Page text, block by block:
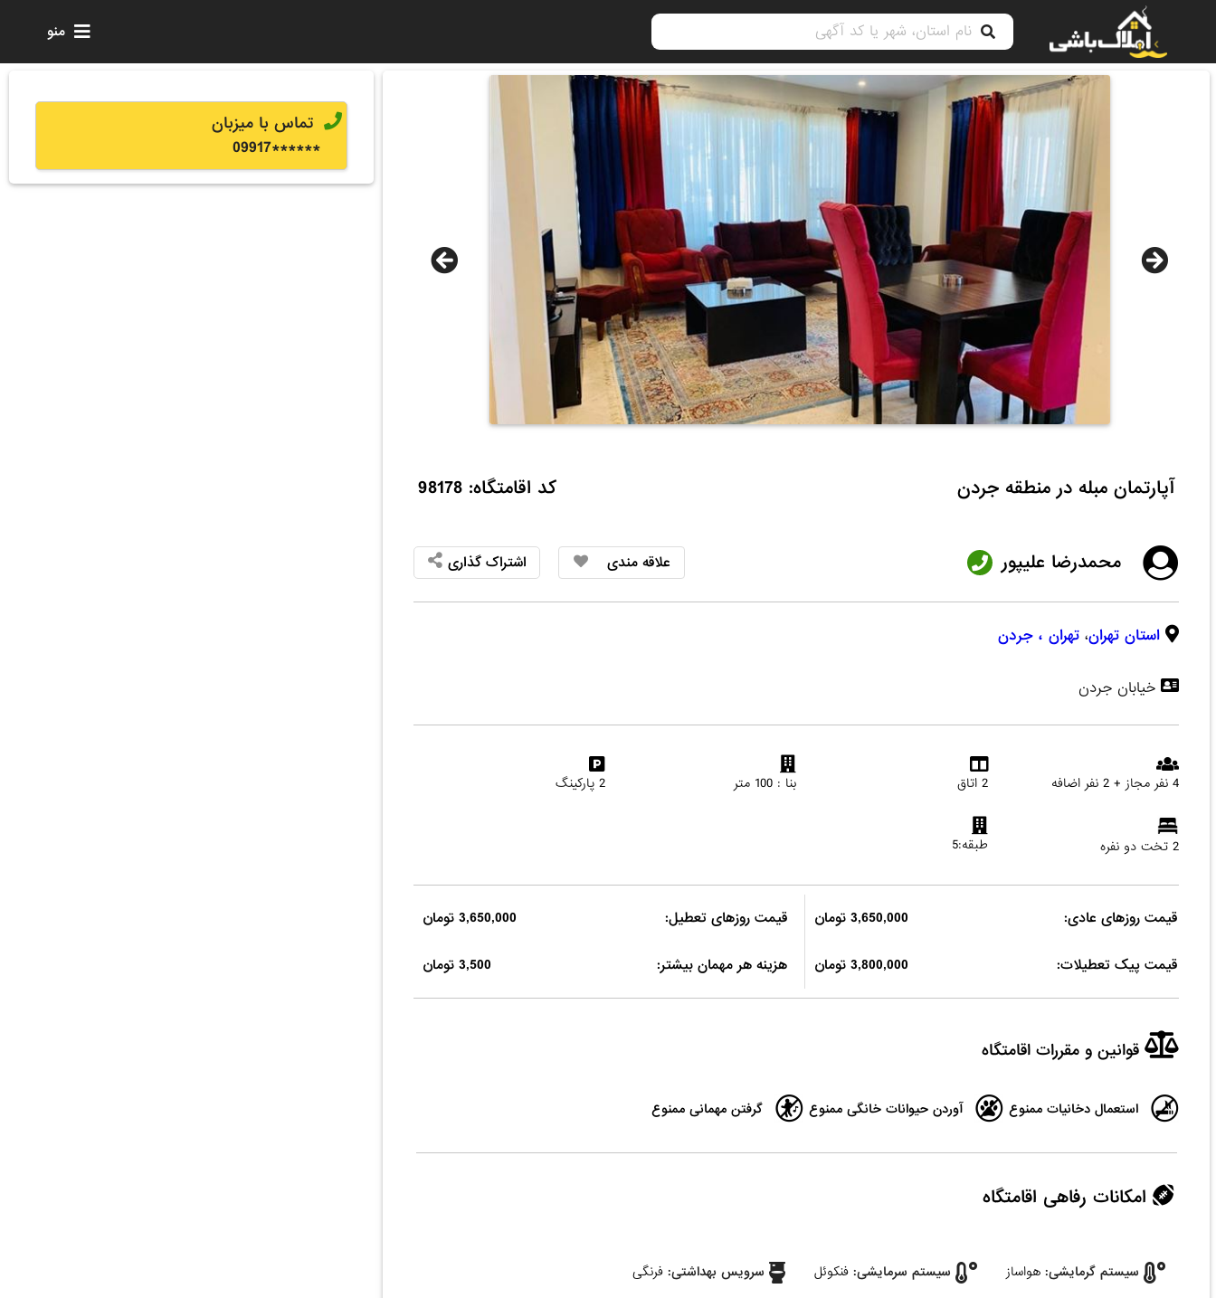
منو
آپارتمان مبله در منطقه جردن کد اقامتگاه: 98178
محمدرضا علیپور علاقه مندی اشتراک گذاری
استان تهران، تهران ، جردن
خیابان جردن
4 نفر مجاز + 2 نفر اضافه 2 اتاق بنا : 100 متر 2 پارکینگ
2 تخت دو نفره طبقه:5
قیمت روزهای عادی: 3,650,000 تومان قیمت روزهای تعطیل: 3,650,000 تومان
قیمت پیک تعطیلات: 3,800,000 تومان هزینه هر مهمان بیشتر: 3,500 تومان
قوانین و مقررات اقامتگاه
استعمال دخانیات ممنوع آوردن حیوانات خانگی ممنوع گرفتن مهمانی ممنوع
امکانات رفاهی اقامتگاه
سیستم گرمایشی: هواساز سیستم سرمایشی: فنکوئل سرویس بهداشتی: فرنگی
تماس با میزبان
******
09917